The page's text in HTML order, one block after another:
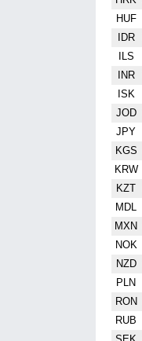
HUF
IDR
ILS
INR
ISK
JOD
JPY
KGS
KRW
KZT
MDL
MXN
NOK
NZD
PLN
RON
RUB